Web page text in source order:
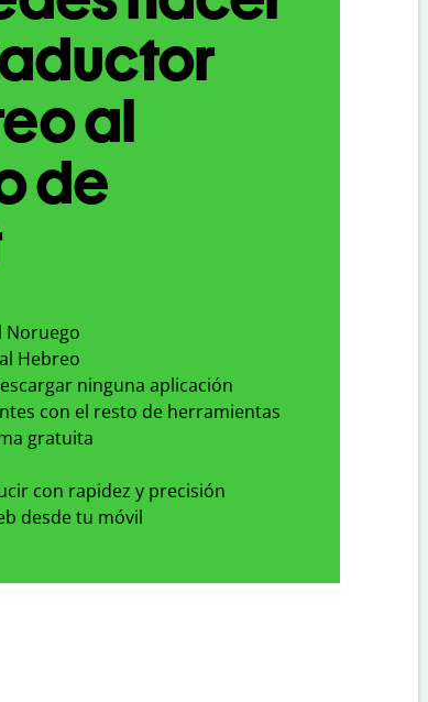
al
de
Noruego
Hebreo
ninguna aplicación
con el resto de herramientas
gratuita
con rapidez y precisión
desde tu móvil